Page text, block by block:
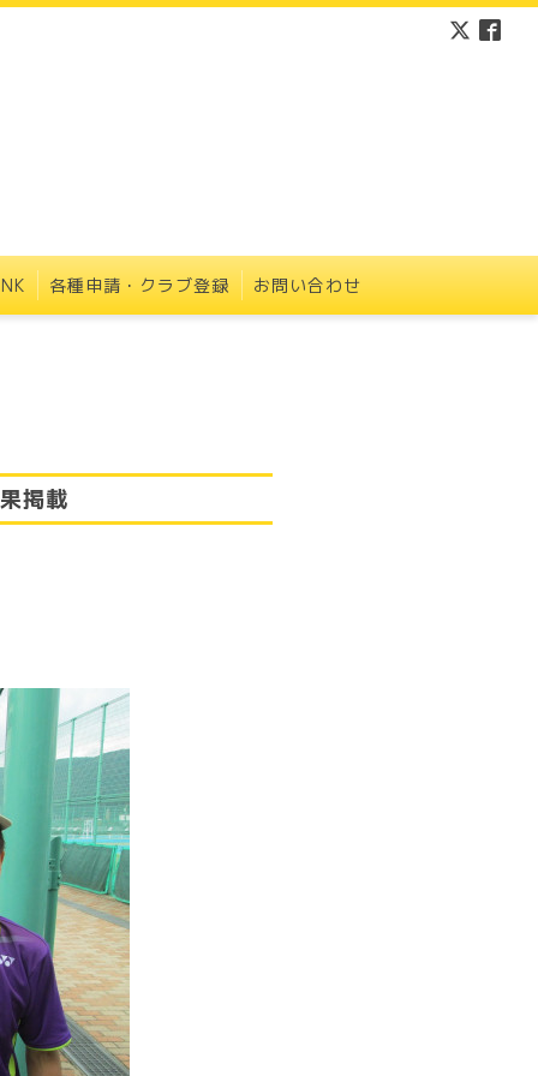
各種申請・クラブ登録 お問い合わせ
掲載